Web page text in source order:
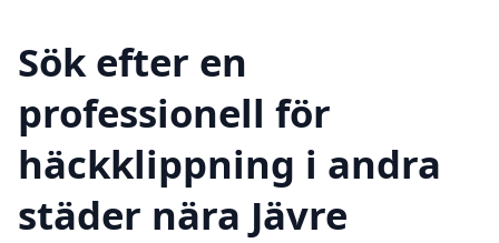
Sök efter en
professionell för
häckklippning i andra
städer nära Jävre